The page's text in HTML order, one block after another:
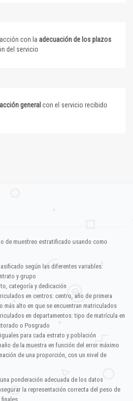
con la adecuación de los plazos
del servicio
general con el servicio recibido
de muestreo estratificado usando como
según las diferentes variables:
y grupo
categoría y dedicación
en centros: centro, año de primera
más alto en que se encuentran matriculados
en departamentos: tipo de matrícula en
o Posgrado
para cada estrato y población
de la muestra en función del error máximo
de una proporción, con un nivel de
ponderación adecuada de los datos
la representación correcta del peso de